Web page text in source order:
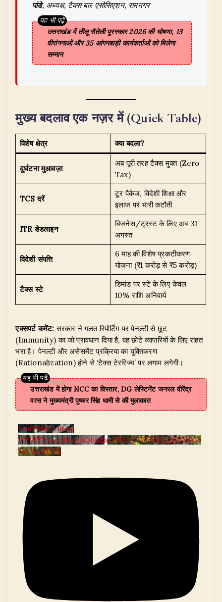
पांडे, अध्यक्ष, टैक्स बार एसोसिएशन, रामनगर
उत्तराखंड में तीलू रौतेली पुरस्कार 2026 की घोषणा, 13
वीरांगनाओं और 35 आंगनबाड़ी कार्यकर्ताओं को मिलेगा
सम्मान
मुख्य बदलाव एक नज़र में (Quick Table)
विशेष क्षेत्र क्या बदला?
दुर्घटना मुआवज़ा
अब पूरी तरह टैक्स मुक्त (Zero
Tax)
TCS दरें
टूर पैकेज, विदेशी शिक्षा और
इलाज पर भारी कटौती
ITR डेडलाइन
बिजनेस/ट्रस्ट के लिए अब 31
अगस्त
विदेशी संपत्ति
6 माह की विशेष प्रकटीकरण
योजना (₹1 करोड़ से ₹5 करोड़)
टैक्स स्टे
डिमांड पर स्टे के लिए केवल
10% राशि अनिवार्य
एक्सपर्ट कमेंट: सरकार ने गलत रिपोर्टिंग पर पेनल्टी से छूट
(Immunity) का जो प्रावधान दिया है, वह छोटे व्यापारियों के लिए राहत
भरा है। पेनल्टी और असेसमेंट प्रक्रिया का युक्तिकरण
(Rationalization) होने से ‘टैक्स टेररिज्म’ पर लगाम लगेगी।
उत्तराखंड में होगा NCC का विस्तार, DG लेफ्टिनेंट जनरल वीरेंद्र
वत्स ने मुख्यमंत्री पुष्कर सिंह धामी से की मुलाकात
YouTube Video
VVVtT2wzclBtdjhQbkZaclFUc2VYNXVnLlJRNWw
5clNaME5N